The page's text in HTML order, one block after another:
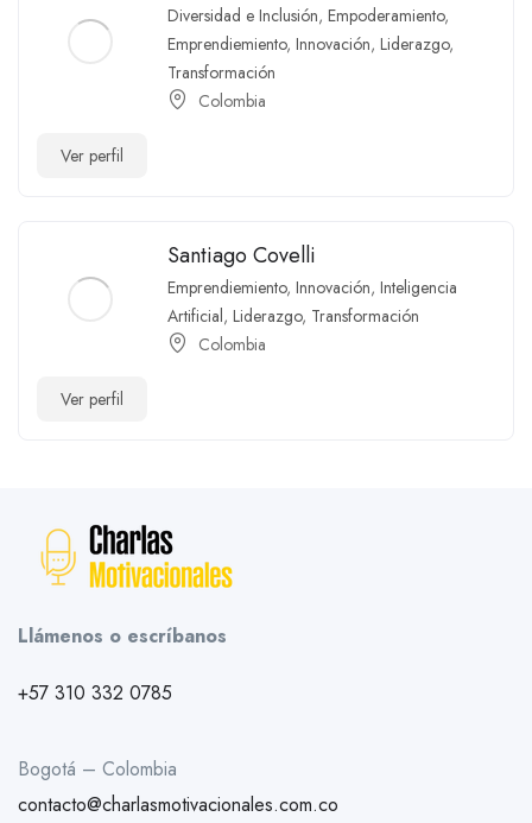
Diversidad e Inclusión, Empoderamiento,
Emprendiemiento, Innovación, Liderazgo,
Transformación
Colombia
Ver perfil
Santiago Covelli
Emprendiemiento, Innovación, Inteligencia
Artificial, Liderazgo, Transformación
Colombia
Ver perfil
Llámenos o escríbanos
+57 310 332 0785
Bogotá – Colombia
contacto@charlasmotivacionales.com.co